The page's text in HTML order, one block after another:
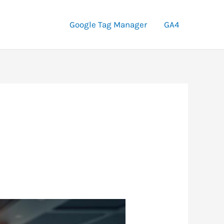
Google Tag Manager GA4